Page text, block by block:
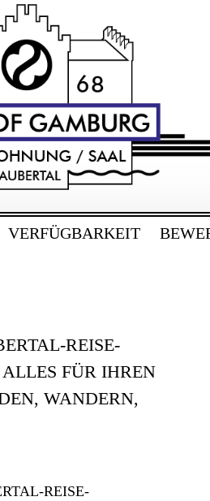
VERFÜGBARKEIT
REISE-
FÜR IHREN
WANDERN,
REISE-